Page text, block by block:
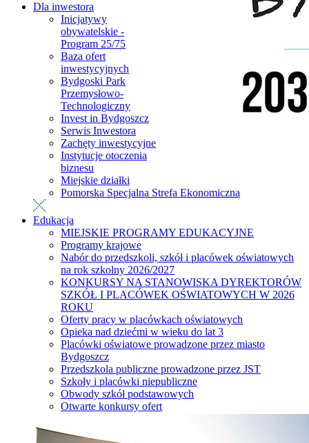
Dla inwestora
Inicjatywy
obywatelskie -
Program 25/75
Baza ofert
inwestycyjnych
Bydgoski Park
Przemysłowo-
Technologiczny
Invest in Bydgoszcz
Serwis Inwestora
Zachęty inwestycyjne
Instytucje otoczenia
biznesu
Miejskie działki
Pomorska Specjalna Strefa Ekonomiczna
Edukacja
MIEJSKIE PROGRAMY EDUKACYJNE
Programy krajowe
Nabór do przedszkoli, szkół i placówek oświatowych
na rok szkolny 2026/2027
KONKURSY NA STANOWISKA DYREKTORÓW
SZKÓŁ I PLACÓWEK OŚWIATOWYCH W 2026
ROKU
Oferty pracy w placówkach oświatowych
Opieka nad dziećmi w wieku do lat 3
Placówki oświatowe prowadzone przez miasto
Bydgoszcz
Przedszkola publiczne prowadzone przez JST
Szkoły i placówki niepubliczne
Obwody szkół podstawowych
Otwarte konkursy ofert